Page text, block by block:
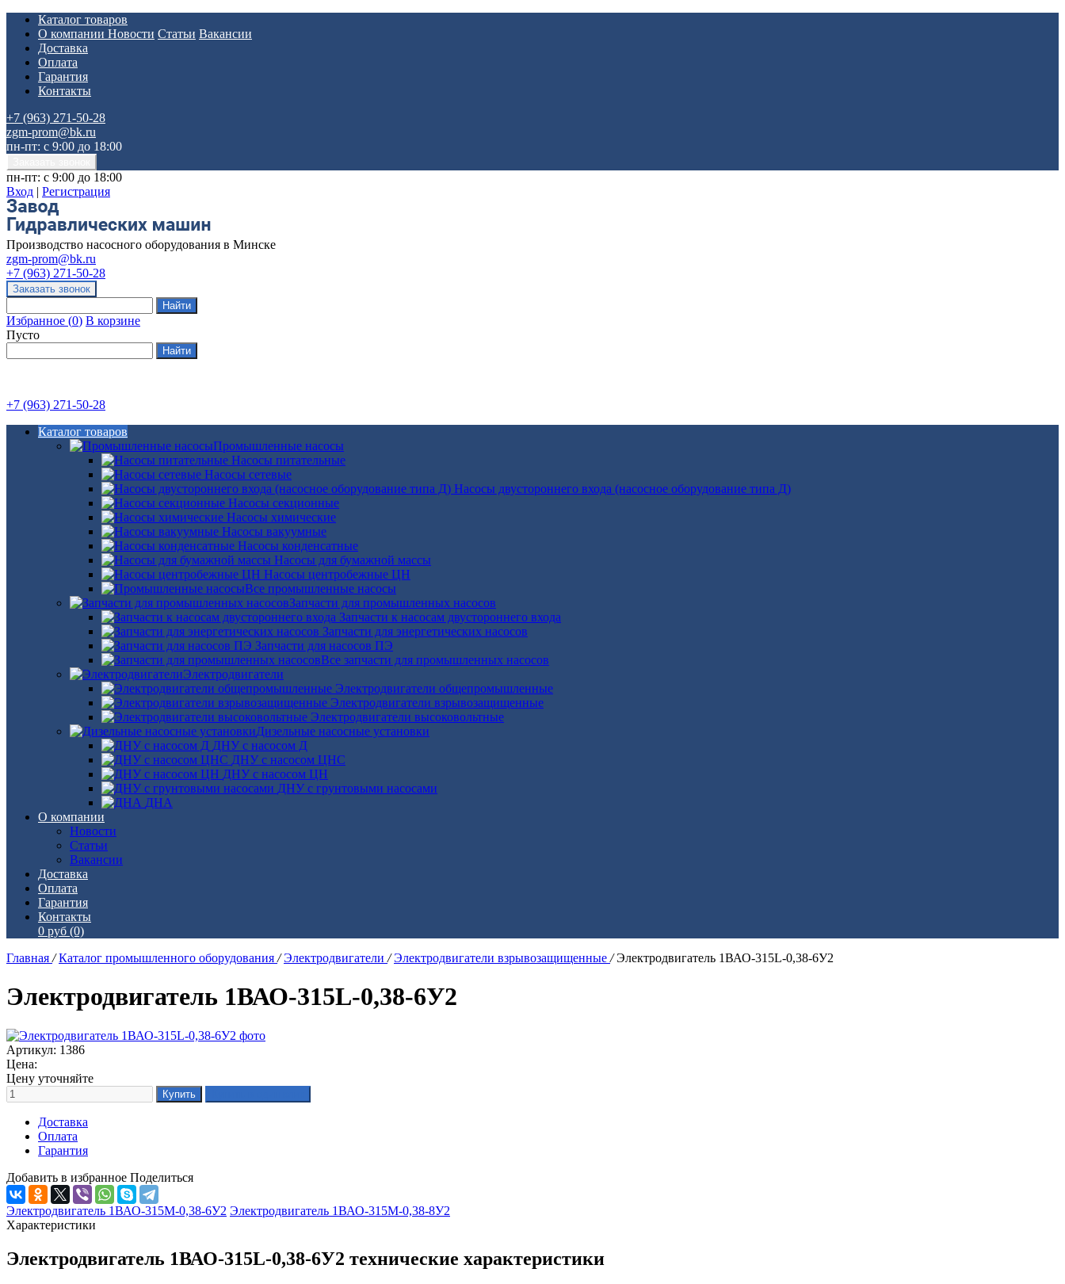
Каталог товаров
О компании Новости Статьи Вакансии
Доставка
Оплата
Гарантия
Контакты
+7 (963) 271-50-28
zgm-prom@bk.ru
пн-пт: с 9:00 до 18:00
пн-пт: с 9:00 до 18:00
Вход | Регистрация
Производство насосного оборудования в Минске
zgm-prom@bk.ru
+7 (963) 271-50-28
Избранное (0) В корзине
Пусто
+7 (963) 271-50-28
Каталог товаров
Промышленные насосы
Насосы питательные
Насосы сетевые
Насосы двустороннего входа (насосное оборудование типа Д)
Насосы секционные
Насосы химические
Насосы вакуумные
Насосы конденсатные
Насосы для бумажной массы
Насосы центробежные ЦН
Все промышленные насосы
Запчасти для промышленных насосов
Запчасти к насосам двустороннего входа
Запчасти для энергетических насосов
Запчасти для насосов ПЭ
Все запчасти для промышленных насосов
Электродвигатели
Электродвигатели общепромышленные
Электродвигатели взрывозащищенные
Электродвигатели высоковольтные
Дизельные насосные установки
ДНУ с насосом Д
ДНУ с насосом ЦНС
ДНУ с насосом ЦН
ДНУ с грунтовыми насосами
ДНА
О компании
Новости
Статьи
Вакансии
Доставка
Оплата
Гарантия
Контакты
0 руб (0)
Главная / Каталог промышленного оборудования / Электродвигатели / Электродвигатели взрывозащищенные / Электродвигатель 1ВАО-315L-0,38-6У2
Электродвигатель 1ВАО-315L-0,38-6У2
Артикул: 1386
Цена:
Цену уточняйте
Доставка
Оплата
Гарантия
Добавить в избранное Поделиться
Электродвигатель 1ВАО-315М-0,38-6У2 Электродвигатель 1ВАО-315М-0,38-8У2
Характеристики
Электродвигатель 1ВАО-315L-0,38-6У2 технические характеристики